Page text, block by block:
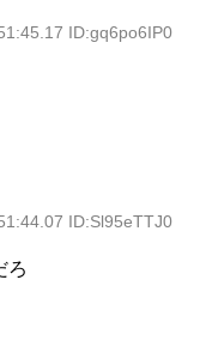
ID:gq6po6IP0
ID:Sl95eTTJ0
ろ